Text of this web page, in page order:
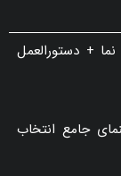
+ دستورالعمل
جامع انتخاب